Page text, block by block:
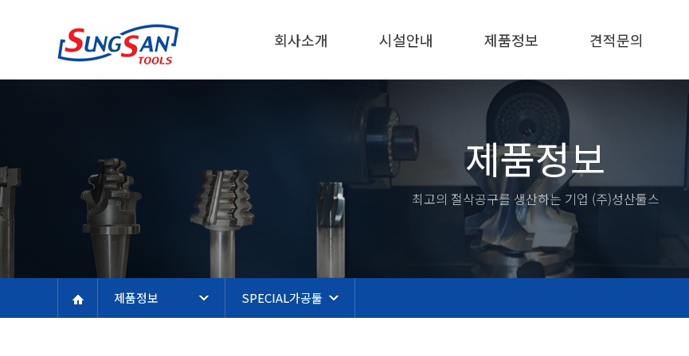
회사소개 시설안내 제품정보 견적문의
제품정보
최고의 절삭공구를 생산하는 기업 (주)성산툴스
제품정보 SPECIAL가공툴